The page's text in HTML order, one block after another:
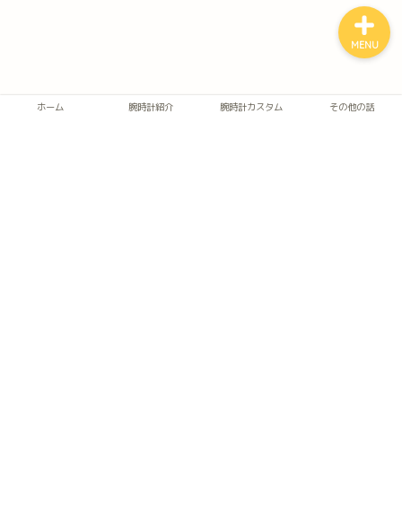
ホーム 腕時計紹介 腕時計カスタム その他の話
MENU